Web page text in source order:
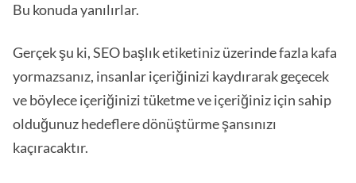
Bu konuda yanılırlar.
Gerçek şu ki, SEO başlık etiketiniz üzerinde fazla kafa
yormazsanız, insanlar içeriğinizi kaydırarak geçecek
ve böylece içeriğinizi tüketme ve içeriğiniz için sahip
olduğunuz hedeflere dönüştürme şansınızı
kaçıracaktır.